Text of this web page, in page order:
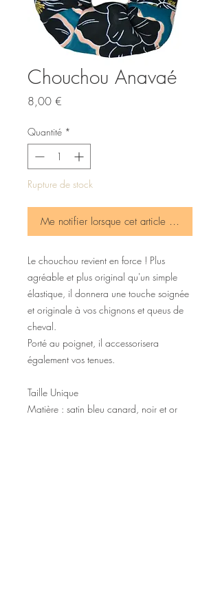
Chouchou Anavaé
8,00 €
Quantité *
Rupture de stock
Me notifier lorsque cet article est
Le chouchou revient en force ! Plus
agréable et plus original qu'un simple
élastique, il donnera une touche soignée
et originale à vos chignons et queus de
cheval.
Porté au poignet, il accessorisera
également vos tenues.
Taille Unique
Matière : satin bleu canard, noir et or